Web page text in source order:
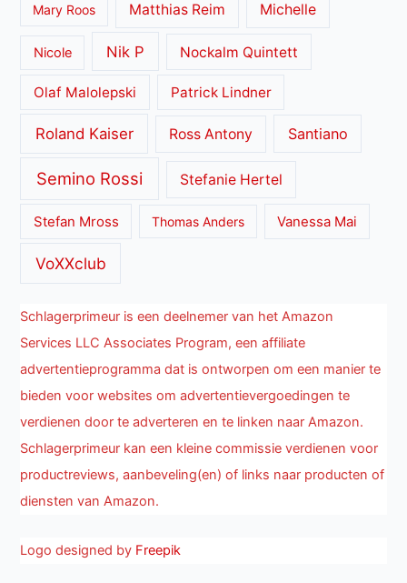
Mary Roos Matthias Reim Michelle
Nicole Nik P Nockalm Quintett
Olaf Malolepski Patrick Lindner
Roland Kaiser Ross Antony Santiano
Semino Rossi Stefanie Hertel
Stefan Mross Thomas Anders Vanessa Mai
VoXXclub
Schlagerprimeur is een deelnemer van het Amazon
Services LLC Associates Program, een affiliate
advertentieprogramma dat is ontworpen om een manier te
bieden voor websites om advertentievergoedingen te
verdienen door te adverteren en te linken naar Amazon.
Schlagerprimeur kan een kleine commissie verdienen voor
productreviews, aanbeveling(en) of links naar producten of
diensten van Amazon.
Logo designed by Freepik